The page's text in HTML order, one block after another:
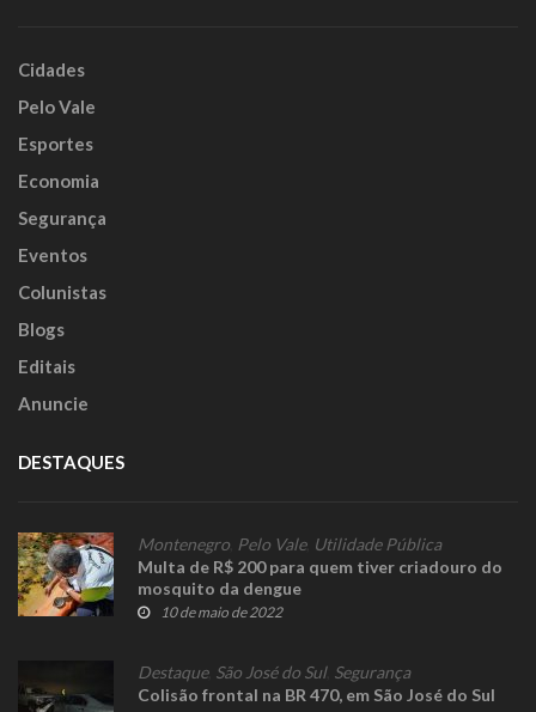
Cidades
Pelo Vale
Esportes
Economia
Segurança
Eventos
Colunistas
Blogs
Editais
Anuncie
DESTAQUES
Montenegro Pelo Vale, Utilidade Pública
Multa de R$ 200 para quem tiver criadouro do
mosquito da dengue
10 de maio de 2022
Destaque, São José do Sul, Segurança
Colisão frontal na BR 470, em São José do Sul